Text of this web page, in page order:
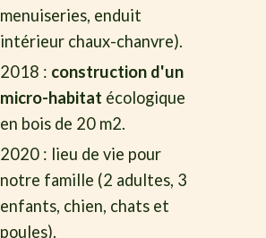
menuiseries, enduit
intérieur chaux-chanvre).
2018 : construction d'un
micro-habitat écologique
en bois de 20 m2.
2020 : lieu de vie pour
notre famille (2 adultes, 3
enfants, chien, chats et
poules).